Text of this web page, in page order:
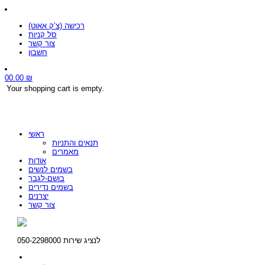
רכישה (צ’ק אאוט)
סל קניות
צור קשר
חשבון
00.00 ₪
Your shopping cart is empty.
ראשי
תנאים והתניות
מאמרים
אודות
בשמים לנשים
בושם-לגבר
בשמים נדירים
יצרנים
צור קשר
לנציג שירות 050-2298000